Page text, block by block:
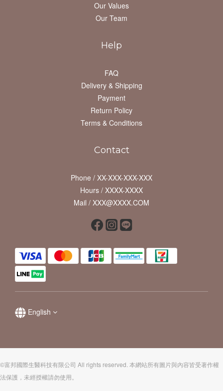
Our Values
Our Team
Help
FAQ
Delivery & Shipping
Payment
Return Policy
Terms & Conditions
Contact
Phone / XX-XXX-XXX-XXX
Hours / XXXX-XXXX
Mail / XXX@XXXX.COM
English
©富邦國際生醫科技有限公司 All rights reserved. 本網站所有圖片與內容皆受著作權
法保護，未經授權請勿使用。